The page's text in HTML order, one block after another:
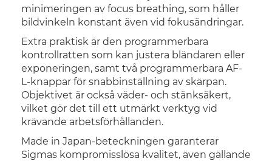
minimeringen av focus breathing, som håller
bildvinkeln konstant även vid fokusändringar.
Extra praktisk är den programmerbara
kontrollratten som kan justera bländaren eller
exponeringen, samt två programmerbara AF-
L-knappar för snabbinställning av skärpan.
Objektivet är också väder- och stänksäkert,
vilket gör det till ett utmärkt verktyg vid
krävande arbetsförhållanden.
Made in Japan-beteckningen garanterar
Sigmas kompromisslösa kvalitet, även gällande